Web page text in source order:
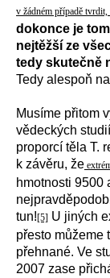
v žádném případě
dokonce je
nejtěžší ze
tedy skutečně
Tedy alespoň
Musíme přitom
vědeckých
proporcí těla T.
k závěru, že
hmotnosti 9500
tun![5] U jiných
přesto můžeme
přehnané. Ve
2007 zase